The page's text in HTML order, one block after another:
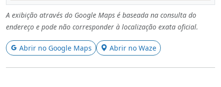
A exibição através do Google Maps é baseada na consulta do
endereço e pode não corresponder à localização exata oficial.
Abrir no Google Maps Abrir no Waze